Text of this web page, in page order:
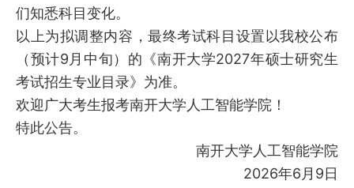
们知悉科目变化。
以上为拟调整内容，最终考试科目设置以我校公布
（预计9月中旬）的《南开大学2027年硕士研究生
考试招生专业目录》为准。
欢迎广大考生报考南开大学人工智能学院！
特此公告。
南开大学人工智能学院
2026年6月9日